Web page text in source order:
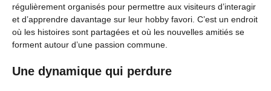
régulièrement organisés pour permettre aux visiteurs d’interagir
et d’apprendre davantage sur leur hobby favori. C’est un endroit
où les histoires sont partagées et où les nouvelles amitiés se
forment autour d’une passion commune.
Une dynamique qui perdure